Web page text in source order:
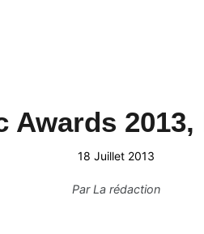
Awards
18 Juillet 2013
ParLa rédaction